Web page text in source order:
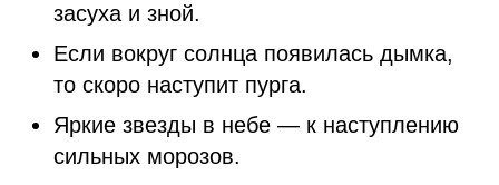
засуха и зной.
Если вокруг солнца появилась дымка,
то скоро наступит пурга.
Яркие звезды в небе — к наступлению
сильных морозов.